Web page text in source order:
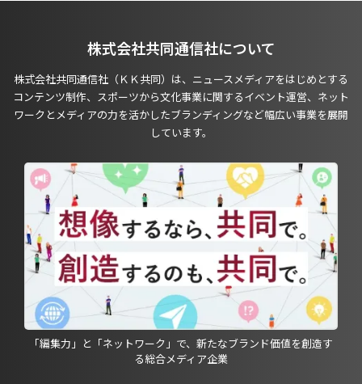
株式会社共同通信社について
株式会社共同通信社（ＫＫ共同）は、ニュースメディアをはじめとする
コンテンツ制作、スポーツから文化事業に関するイベント運営、ネット
ワークとメディアの力を活かしたブランディングなど幅広い事業を展開
しています。
「編集力」と「ネットワーク」で、新たなブランド価値を創造す
る総合メディア企業